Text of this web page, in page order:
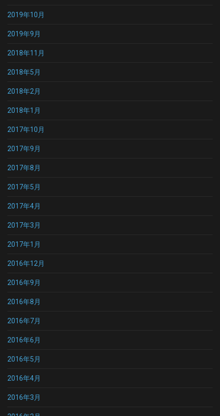
2019年10月
2019年9月
2018年11月
2018年5月
2018年2月
2018年1月
2017年10月
2017年9月
2017年8月
2017年5月
2017年4月
2017年3月
2017年1月
2016年12月
2016年9月
2016年8月
2016年7月
2016年6月
2016年5月
2016年4月
2016年3月